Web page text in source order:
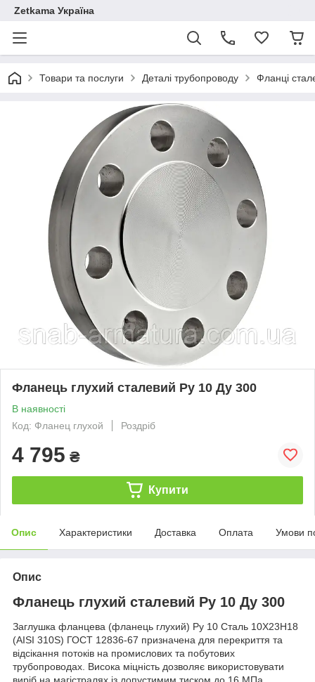
Zetkama Україна
Товари та послуги Деталі трубопроводу Фланці
Фланець глухий сталевий Ру 10 Ду 300
В наявності
Код: Фланец глухой
Роздріб
4 795 ₴
Купити
Опис Характеристики Доставка Оплата Умови
Опис
Фланець глухий сталевий Ру 10 Ду 300
Заглушка фланцева (фланець глухий) Ру 10 Сталь 10X23H18
(AISI 310S) ГОСТ 12836-67 призначена для перекриття та
відсікання потоків на промислових та побутових
трубопроводах. Висока міцність дозволяє використовувати